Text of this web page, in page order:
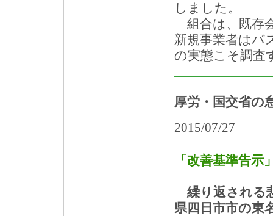
しました。
組合は、既存
新規事業者はバ
の実態こそ調査
厚労・国交省の
2015/07/27
「改善基準告
繰り返される
県四日市市の東